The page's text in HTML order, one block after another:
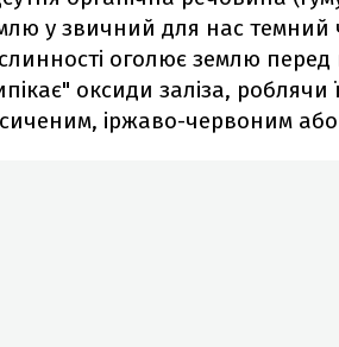
у звичний для нас темний
оголює землю
оксиди заліза, роблячи
іржаво-червоним